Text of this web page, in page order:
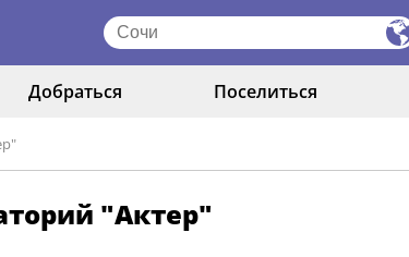
Добраться Поселиться
"Актер"